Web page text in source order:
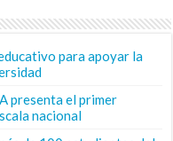
para apoyar la
presenta el primer
nacional